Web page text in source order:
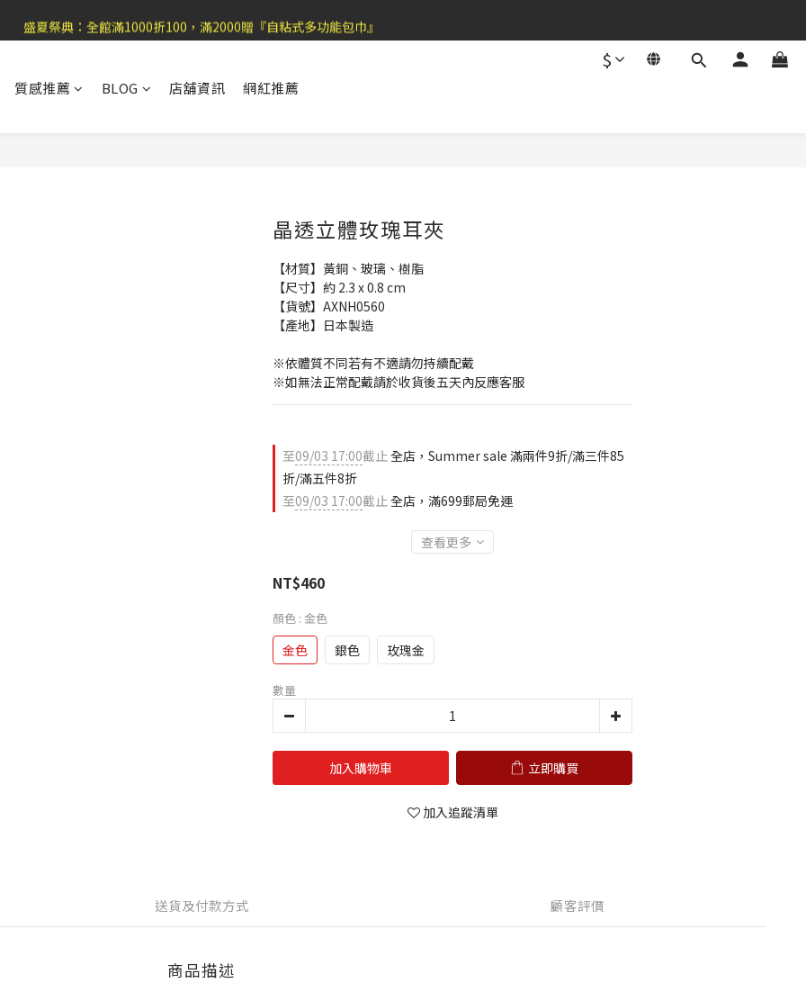
盛夏祭典：全館滿1000折100，滿2000贈『自粘式多功能包巾』
盛夏祭典：全館滿1000折100，滿2000贈『自粘式多功能包巾』
加 入 官 方 L I N E 好 友 , 領 取$ 3 0元折扣券   →
$
質感推薦 BLOG 店舖資訊 網紅推薦
晶透立體玫瑰耳夾
【材質】黃銅、玻璃、樹脂
【尺寸】約 2.3 x 0.8 cm
【貨號】AXNH0560
【產地】日本製造
※依體質不同若有不適請勿持續配戴
※如無法正常配戴請於收貨後五天內反應客服
至09/03 17:00截止全店，Summer sale 滿兩件9折/滿三件85
折/滿五件8折
至09/03 17:00截止全店，滿699郵局免運
查看更多
NT$460
顏色 : 金色
金色 銀色 玫瑰金
數量
加入購物車 立即購買
加入追蹤清單
送貨及付款方式 顧客評價
商品描述